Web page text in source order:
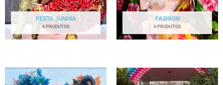
FESTA JUNINA
6 PRODUTOS
FASHION
6 PRODUTOS